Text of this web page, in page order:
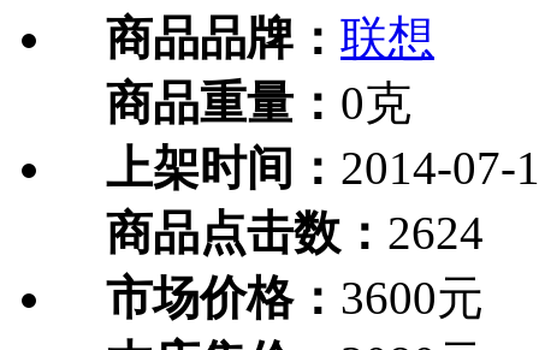
商品品牌： 联想
商品重量： 0克
上架时间： 2014-07-
商品点击数： 2624
市场价格： 3600元